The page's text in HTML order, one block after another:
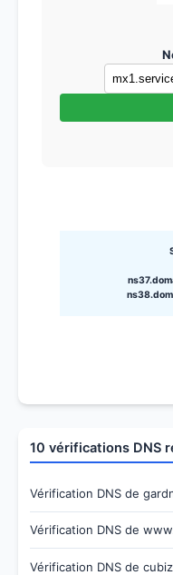
10 vérifications DNS
Vérification DNS de
Vérification DNS de
Vérification DNS de